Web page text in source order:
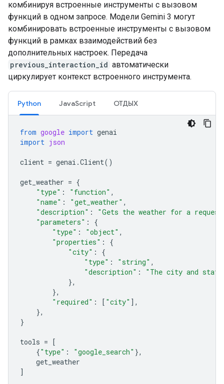
комбинируя встроенные инструменты с вызовом
функций в одном запросе. Модели Gemini 3 могут
комбинировать встроенные инструменты с вызовом
функций в рамках взаимодействий без
дополнительных настроек. Передача
previous_interaction_id автоматически
циркулирует контекст встроенного инструмента.
Python JavaScript ОТДЫХ
from google import genai
import json
client = genai .Client()
get_weather = {
"type" : "function" ,
"name" : "get_weather" ,
"description" :
"Gets the weather for a
"parameters" :
{
"type" : "object" ,
"properties" :
{
"city" :
{
"type" : "string" ,
"description" :
"The city and
},
},
"required" : [ "city" ],
},
}
tools =
[
{"type" : "google_search" },
get_weather
]